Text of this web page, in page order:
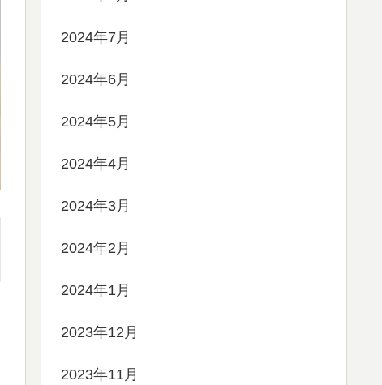
2024年7月
2024年6月
2024年5月
2024年4月
2024年3月
2024年2月
2024年1月
2023年12月
2023年11月